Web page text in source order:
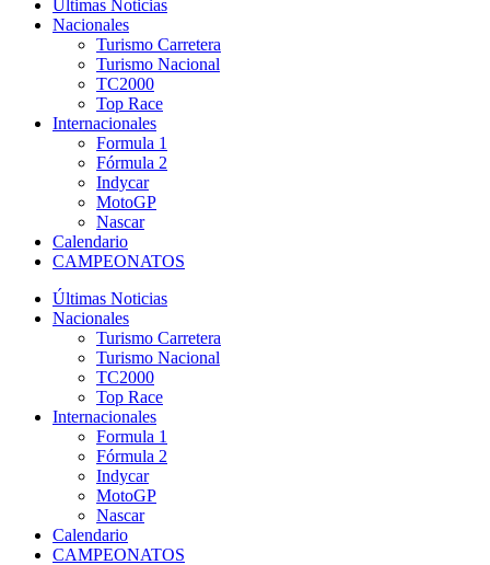
Últimas Noticias
Nacionales
Turismo Carretera
Turismo Nacional
TC2000
Top Race
Internacionales
Formula 1
Fórmula 2
Indycar
MotoGP
Nascar
Calendario
CAMPEONATOS
Últimas Noticias
Nacionales
Turismo Carretera
Turismo Nacional
TC2000
Top Race
Internacionales
Formula 1
Fórmula 2
Indycar
MotoGP
Nascar
Calendario
CAMPEONATOS